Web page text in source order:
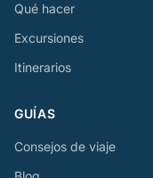
Qué hacer
Excursiones
Itinerarios
GUÍAS
Consejos de viaje